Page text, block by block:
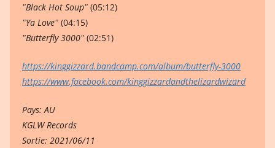
ʺBlack Hot Soupʺ (05:12)
ʺYa Loveʺ (04:15)
ʺButterfly 3000ʺ (02:51)
https://kinggizzard.bandcamp.com/album/butterfly-3000
https://www.facebook.com/kinggizzardandthelizardwizard
Pays: AU
KGLW Records
Sortie: 2021/06/11